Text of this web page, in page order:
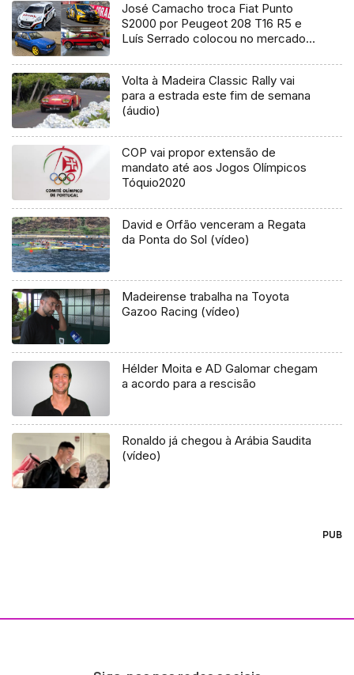
José Camacho troca Fiat Punto
S2000 por Peugeot 208 T16 R5 e
Luís Serrado colocou no mercado
Volta à Madeira Classic Rally vai
para a estrada este fim de semana
(áudio)
COP vai propor extensão de
mandato até aos Jogos Olímpicos
Tóquio2020
David e Orfão venceram a Regata
da Ponta do Sol (vídeo)
Madeirense trabalha na Toyota
Gazoo Racing (vídeo)
Hélder Moita e AD Galomar chegam
a acordo para a rescisão
Ronaldo já chegou à Arábia Saudita
(vídeo)
PUB